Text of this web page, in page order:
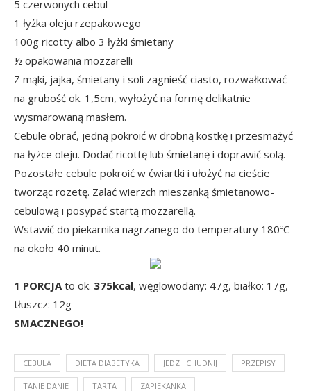
5 czerwonych cebul
1 łyżka oleju rzepakowego
100g ricotty albo 3 łyżki śmietany
½ opakowania mozzarelli
Z mąki, jajka, śmietany i soli zagnieść ciasto, rozwałkować
na grubość ok. 1,5cm, wyłożyć na formę delikatnie
wysmarowaną masłem.
Cebule obrać, jedną pokroić w drobną kostkę i przesmażyć
na łyżce oleju. Dodać ricottę lub śmietanę i doprawić solą.
Pozostałe cebule pokroić w ćwiartki i ułożyć na cieście
tworząc rozetę. Zalać wierzch mieszanką śmietanowo-
cebulową i posypać startą mozzarellą.
Wstawić do piekarnika nagrzanego do temperatury 180ºC
na około 40 minut.
1 PORCJAto ok. 375kcal, węglowodany: 47g, białko: 17g,
tłuszcz: 12g
SMACZNEGO!
CEBULA DIETA DIABETYKA JEDZ I CHUDNIJ PRZEPISY
TANIE DANIE TARTA ZAPIEKANKA